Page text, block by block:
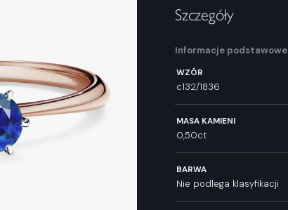
Szczegóły
Informacje podstawowe
WZÓR
c132/1836
MASA KAMIENI
0,50ct
BARWA
Nie podlega klasyfikacji